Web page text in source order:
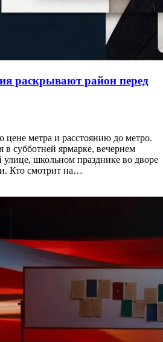
раскрывают район перед
цене метра и расстоянию до метро.
в субботней ярмарке, вечернем
школьном празднике во дворе
Кто смотрит на…